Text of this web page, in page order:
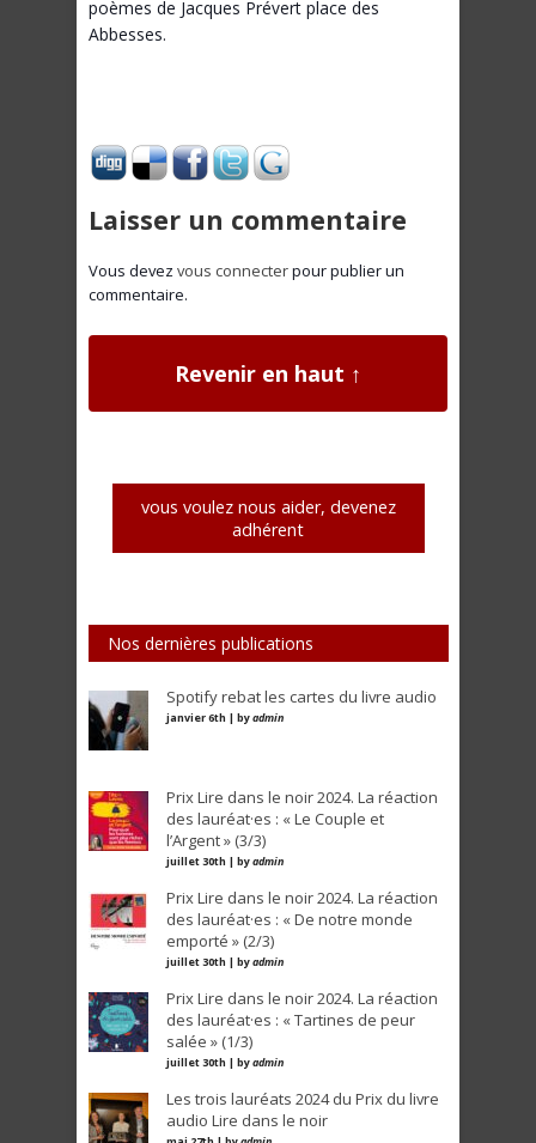
poèmes de Jacques Prévert place des
Abbesses.
Laisser un commentaire
Vous devez vous connecterpour publier un
commentaire.
Revenir en haut ↑
vous voulez nous aider, devenez
adhérent
Nos dernières publications
Spotify rebat les cartes du livre audio
janvier 6th | byadmin
Prix Lire dans le noir 2024. La réaction
des lauréat·es : « Le Couple et
l’Argent » (3/3)
juillet 30th | byadmin
Prix Lire dans le noir 2024. La réaction
des lauréat·es : « De notre monde
emporté » (2/3)
juillet 30th | byadmin
Prix Lire dans le noir 2024. La réaction
des lauréat·es : « Tartines de peur
salée » (1/3)
juillet 30th | byadmin
Les trois lauréats 2024 du Prix du livre
audio Lire dans le noir